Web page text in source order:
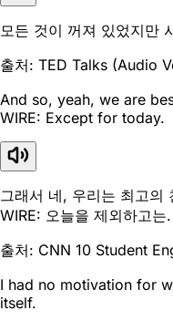
모든 것이 꺼져 있었지만
출처: TED Talks (Audio
And so, yeah, we are
WIRE: Except for today.
그래서 네, 우리는 최고의
WIRE: 오늘을 제외하고는.
출처: CNN 10 Student
I had no motivation for
itself.